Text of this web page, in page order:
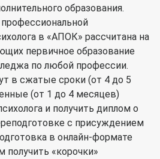
образования.
в «АПОК» рассчитана на
первичное образование
по любой профессии.
в сжатые сроки (от 4 до 5
(от 1 до 4 месяцев)
и получить диплом о
с присуждением
в онлайн-формате
получить «корочки»